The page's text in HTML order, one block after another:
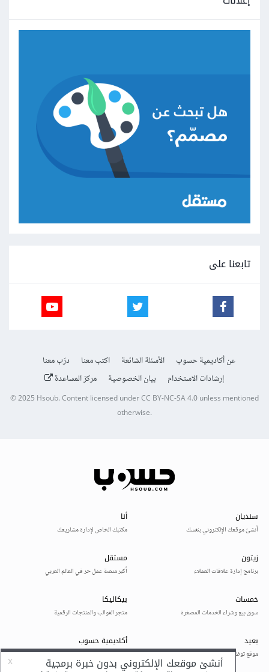
تابعنا على
عن أكاديمية حسوب الأسئلة الشائعة اكتب معنا
درّب معنا
إرشادات الاستخدام
بيان الخصوصية مركز المساعدة
© 2025Hsoub.Content licensed underCC BY-NC-SA 4.0unless mentioned
otherwise.